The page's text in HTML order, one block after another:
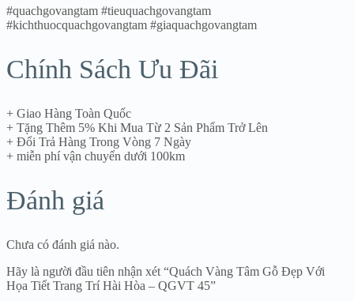
#quachgovangtam #tieuquachgovangtam
#kichthuocquachgovangtam #giaquachgovangtam
Chính Sách Ưu Đãi
+ Giao Hàng Toàn Quốc
+ Tặng Thêm 5% Khi Mua Từ 2 Sản Phẩm Trở Lên
+ Đổi Trả Hàng Trong Vòng 7 Ngày
+ miễn phí vận chuyển dưới 100km
Đánh giá
Chưa có đánh giá nào.
Hãy là người đầu tiên nhận xét “Quách Vàng Tâm Gỗ Đẹp Với
Họa Tiết Trang Trí Hài Hòa – QGVT 45”